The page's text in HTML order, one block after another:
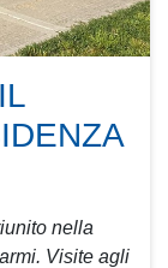
nella
Visite agli